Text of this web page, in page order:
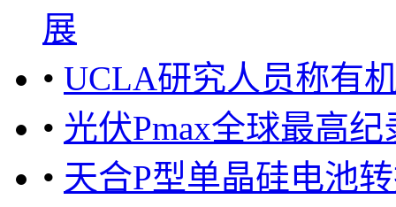
展
• UCLA研究人员称有
• 光伏Pmax全球最高
• 天合P型单晶硅电池